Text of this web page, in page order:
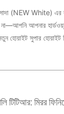
(NEW White) এর
আপনার
হোয়াইট সুপার
টিটিআর: মিরর